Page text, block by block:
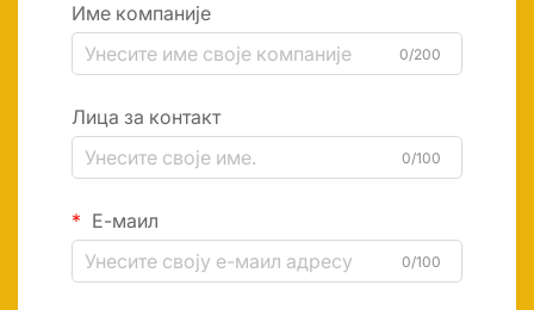
Име компаније
0/200
Лица за контакт
0/100
Е-маил
0/100